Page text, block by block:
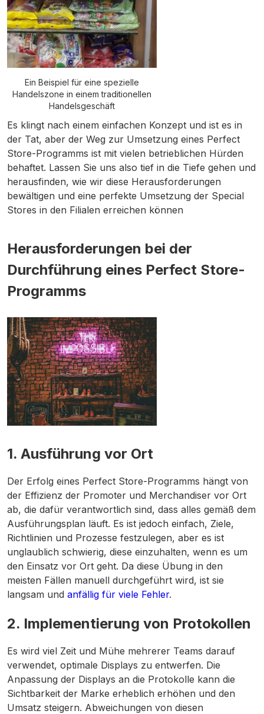
Ein Beispiel für eine spezielle
Handelszone in einem traditionellen
Handelsgeschäft
Es klingt nach einem einfachen Konzept und ist es in
der Tat, aber der Weg zur Umsetzung eines Perfect
Store-Programms ist mit vielen betrieblichen Hürden
behaftet. Lassen Sie uns also tief in die Tiefe gehen und
herausfinden, wie wir diese Herausforderungen
bewältigen und eine perfekte Umsetzung der Special
Stores in den Filialen erreichen können
Herausforderungen bei der
Durchführung eines Perfect Store-
Programms
1. Ausführung vor Ort
Der Erfolg eines Perfect Store-Programms hängt von
der Effizienz der Promoter und Merchandiser vor Ort
ab, die dafür verantwortlich sind, dass alles gemäß dem
Ausführungsplan läuft. Es ist jedoch einfach, Ziele,
Richtlinien und Prozesse festzulegen, aber es ist
unglaublich schwierig, diese einzuhalten, wenn es um
den Einsatz vor Ort geht. Da diese Übung in den
meisten Fällen manuell durchgeführt wird, ist sie
langsam und anfällig für viele Fehler.
2. Implementierung von Protokollen
Es wird viel Zeit und Mühe mehrerer Teams darauf
verwendet, optimale Displays zu entwerfen. Die
Anpassung der Displays an die Protokolle kann die
Sichtbarkeit der Marke erheblich erhöhen und den
Umsatz steigern. Abweichungen von diesen